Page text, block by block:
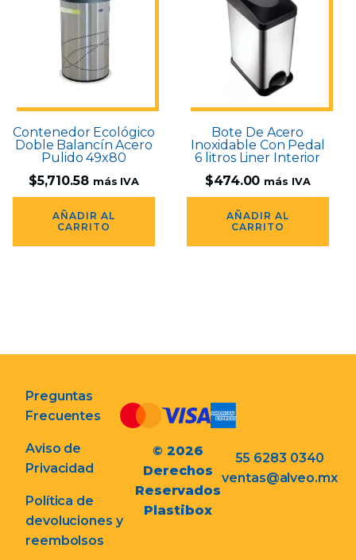
Contenedor Ecológico
Doble Balancín Acero
Pulido 49x80
$5,710.58 más IVA
AÑADIR AL
CARRITO
Bote De Acero
Inoxidable Con Pedal
6 litros Liner Interior
$474.00 más IVA
AÑADIR AL
CARRITO
Preguntas
Frecuentes
Aviso de
Privacidad
Política de
devoluciones y
reembolsos
© 2026
Derechos
Reservados
Plastibox
55 6283 0340
ventas@alveo.mx